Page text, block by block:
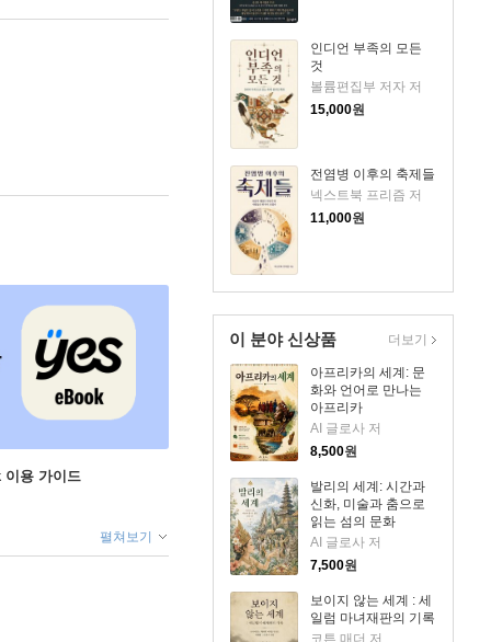
인디언 부족의 모든
것
볼륨편집부 저자 저
15,000원
전염병 이후의 축제들
넥스트북 프리즘 저
11,000원
이 분야 신상품
아프리카의 세계: 문
화와 언어로 만나는
아프리카
AI 글로사 저
8,500원
발리의 세계: 시간과
신화, 미술과 춤으로
읽는 섬의 문화
AI 글로사 저
7,500원
보이지 않는 세계 : 세
일럼 마녀재판의 기록
코튼 매더 저
더보기
용 가이드
펼쳐보기